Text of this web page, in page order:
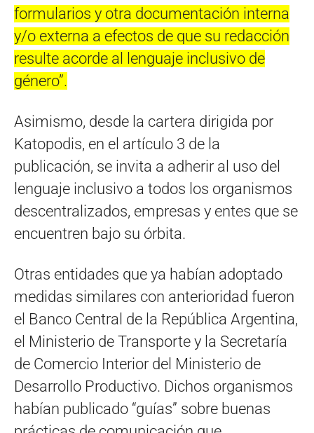
formularios y otra documentación interna
y/o externa a efectos de que su redacción
resulte acorde al lenguaje inclusivo de
género”.
Asimismo, desde la cartera dirigida por
Katopodis, en el artículo 3 de la
publicación, se invita a adherir al uso del
lenguaje inclusivo a todos los organismos
descentralizados, empresas y entes que se
encuentren bajo su órbita.
Otras entidades que ya habían adoptado
medidas similares con anterioridad fueron
el Banco Central de la República Argentina,
el Ministerio de Transporte y la Secretaría
de Comercio Interior del Ministerio de
Desarrollo Productivo. Dichos organismos
habían publicado “guías” sobre buenas